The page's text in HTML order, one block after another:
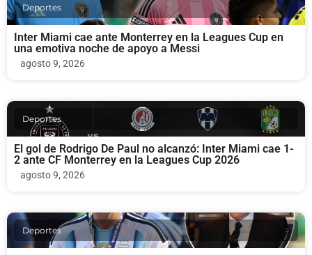
Deportes
Inter Miami cae ante Monterrey en la Leagues Cup en
una emotiva noche de apoyo a Messi
agosto 9, 2026
Deportes
El gol de Rodrigo De Paul no alcanzó: Inter Miami cae 1-
2 ante CF Monterrey en la Leagues Cup 2026
agosto 9, 2026
Deportes